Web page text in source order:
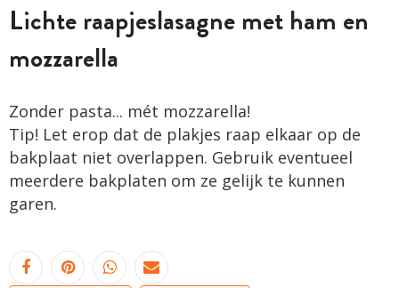
Lichte raapjeslasagne met ham en
mozzarella
Zonder pasta... mét mozzarella!
Tip! Let erop dat de plakjes raap elkaar op de
bakplaat niet overlappen. Gebruik eventueel
meerdere bakplaten om ze gelijk te kunnen
garen.